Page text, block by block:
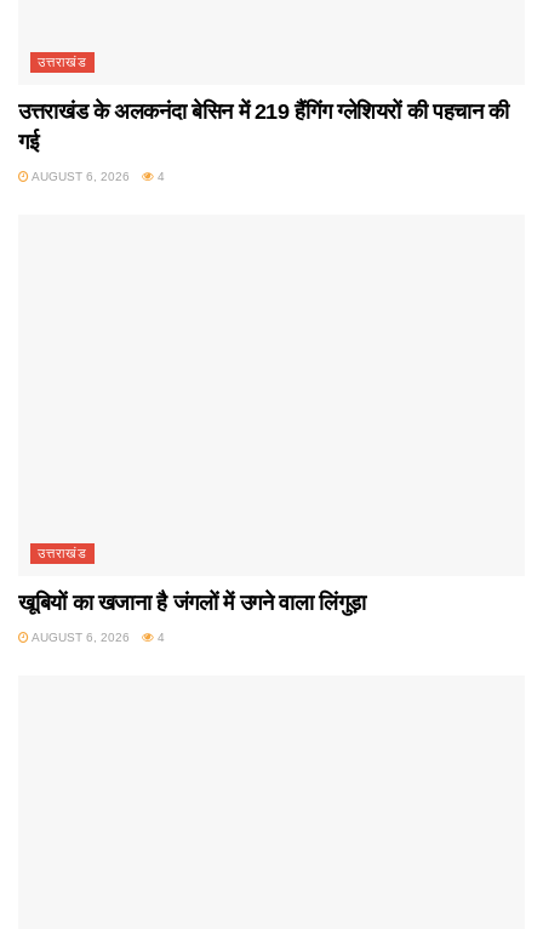
उत्तराखंड
उत्तराखंड के अलकनंदा बेसिन में 219 हैंगिंग ग्लेशियरों की पहचान की
गई
AUGUST 6, 2026 4
उत्तराखंड
खूबियों का खजाना है जंगलों में उगने वाला लिंगुड़ा
AUGUST 6, 2026 4